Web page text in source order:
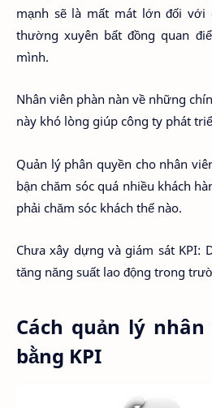
mạnh sẽ là mất mát lớn đối với
thường xuyên bất đồng quan
mình.
Nhân viên phàn nàn về những
này khó lòng giúp công ty phát
Quản lý phân quyền cho nhân
bận chăm sóc quá nhiều khách
phải chăm sóc khách thế nào.
Chưa xây dựng và giám sát KPI:
tăng năng suất lao động trong
Cách quản lý
bằng KPI